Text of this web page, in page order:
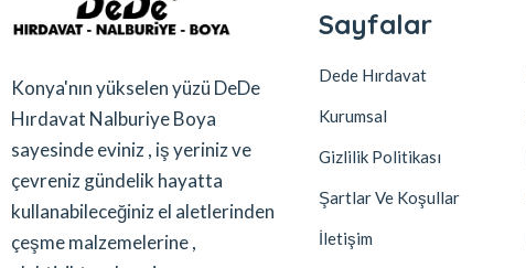
Konya'nın yükselen yüzü DeDe
Hırdavat Nalburiye Boya
sayesinde eviniz , iş yeriniz ve
çevreniz gündelik hayatta
kullanabileceğiniz el aletlerinden
çeşme malzemelerine ,
Sayfalar
Dede Hırdavat
Kurumsal
Gizlilik Politikası
Şartlar Ve Koşullar
İletişim